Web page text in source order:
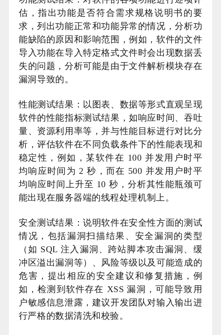
估，指出功能是否符合需求规格说明书的要
求，列出功能正常和功能异常的情况，分析功
能缺陷的原因和影响范围，例如，软件的文件
导入功能在导入特定格式文件时会出现数据丢
失的问题，分析可能是由于文件解析模块存在
漏洞导致的。
性能测试结果：以图表、数据等形式直观呈现
软件的性能指标测试结果，如响应时间、吞吐
量、资源利用率等，并与性能目标进行对比分
析，评估软件在不同负载条件下的性能表现和
稳定性，例如，某软件在 100 并发用户时平
均响应时间为 2 秒，而在 500 并发用户时平
均响应时间上升至 10 秒，分析其性能瓶颈可
能出现在服务器端的线程处理机制上。
安全测试结果：说明软件在安全性方面的测试
情况，包括漏洞扫描结果、安全漏洞的类型
（如 SQL 注入漏洞、跨站脚本攻击漏洞、缓
冲区溢出漏洞等）、风险等级以及可能造成的
危害，提出相应的安全建议和修复措施，例
如，检测到软件存在 XSS 漏洞，可能导致用
户敏感信息泄露，建议开发团队对输入输出进
行严格的数据清洗和校验。